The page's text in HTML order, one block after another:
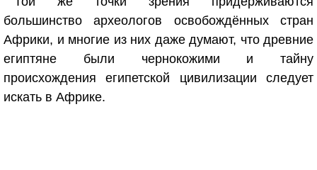
большинство археологов освобождённых стран
Африки, и многие из них даже думают, что древние
египтяне были чернокожими и тайну
происхождения египетской цивилизации следует
искать в Африке.